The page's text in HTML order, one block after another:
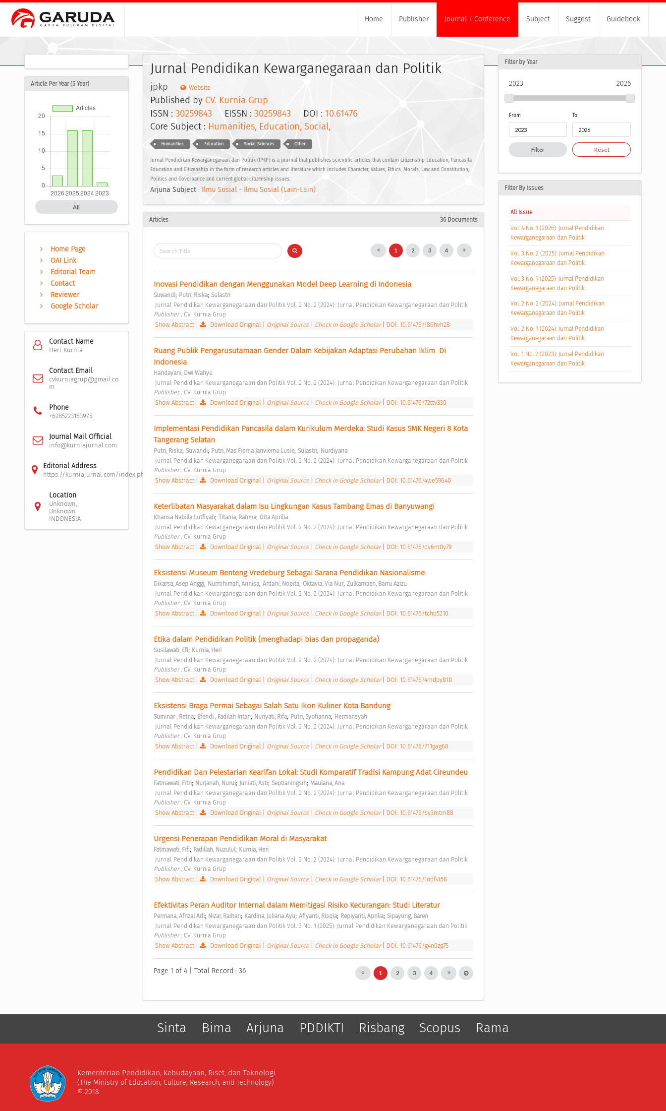
Home Publisher Journal / Conference Subject Suggest Guidebook
Article Per Year (5 Year)
All
Home Page
OAI Link
Editorial Team
Contact
Reviewer
Google Scholar
Contact Name
Heri Kurnia
Contact Email
cvkurniagrup@gmail.co
m
Phone
+6285223163975
Journal Mail Official
info@kurniajurnal.com
Editorial Address
https://kurniajurnal.com/index.php/jpkp/about/editorialTeam
Location
Unknown,
Unknown
INDONESIA
Jurnal Pendidikan Kewarganegaraan dan Politik
jpkp Website
Published by CV. Kurnia Grup
ISSN : 30259843EISSN : 30259843DOI : 10.61476
Core Subject : Humanities, Education, Social,
Humanities Education Social Sciences Other
Jurnal Pendidikan Kewarganegaraan dan Politik (JPKP) is a journal that publishes scientific articles that contain Citizenship Education, Pancasila
Education and Citizenship in the form of research articles and literature which includes Character, Values, Ethics, Morals, Law and Constitution,
Politics and Governance and current global citizenship issues.
Arjuna Subject : Ilmu Sosial - Ilmu Sosial (Lain-Lain)
Articles 36 Documents
1 2 3 4
Inovasi Pendidikan dengan Menggunakan Model Deep Learning di Indonesia
Suwandi; Putri, Riska; Sulastri
Jurnal Pendidikan Kewarganegaraan dan Politik Vol. 2 No. 2 (2024): Jurnal Pendidikan Kewarganegaraan dan Politik
Publisher : CV. Kurnia Grup
Show Abstract| Download Original Original Source Check in Google Scholar DOI: 10.61476/186hvh28
Ruang Publik Pengarusutamaan Gender Dalam Kebijakan Adaptasi Perubahan Iklim  Di
Indonesia
Handayani, Dwi Wahyu
Jurnal Pendidikan Kewarganegaraan dan Politik Vol. 2 No. 2 (2024): Jurnal Pendidikan Kewarganegaraan dan Politik
Publisher : CV. Kurnia Grup
Show Abstract| Download Original Original Source Check in Google Scholar DOI: 10.61476/72ttv330
Implementasi Pendidikan Pancasila dalam Kurikulum Merdeka: Studi Kasus SMK Negeri 8 Kota
Tangerang Selatan
Putri, Riska; Suwandi; Putri, Mas Fierna Janvierna Lusie; Sulastri; Nurdiyana
Jurnal Pendidikan Kewarganegaraan dan Politik Vol. 2 No. 2 (2024): Jurnal Pendidikan Kewarganegaraan dan Politik
Publisher : CV. Kurnia Grup
Show Abstract| Download Original Original Source Check in Google Scholar DOI: 10.61476/4we59640
Keterlibatan Masyarakat dalam Isu Lingkungan Kasus Tambang Emas di Banyuwangi
Khansa Nabilla Lutfiyah; Titania, Rahma; Dita Aprilia
Jurnal Pendidikan Kewarganegaraan dan Politik Vol. 2 No. 2 (2024): Jurnal Pendidikan Kewarganegaraan dan Politik
Publisher : CV. Kurnia Grup
Show Abstract| Download Original Original Source Check in Google Scholar DOI: 10.61476/dv6m0y79
Eksistensi Museum Benteng Vredeburg Sebagai Sarana Pendidikan Nasionalisme
Dikarsa, Asep Anggi; Nurrohimah, Annisa; Ardani, Nopita; Oktavia, Via Nur; Zulkarnaen, Barru Azizu
Jurnal Pendidikan Kewarganegaraan dan Politik Vol. 2 No. 2 (2024): Jurnal Pendidikan Kewarganegaraan dan Politik
Publisher : CV. Kurnia Grup
Show Abstract| Download Original Original Source Check in Google Scholar DOI: 10.61476/tchp5210
Etika dalam Pendidikan Politik (menghadapi bias dan propaganda)
Susilawati, Efi; Kurnia, Heri
Jurnal Pendidikan Kewarganegaraan dan Politik Vol. 2 No. 2 (2024): Jurnal Pendidikan Kewarganegaraan dan Politik
Publisher : CV. Kurnia Grup
Show Abstract| Download Original Original Source Check in Google Scholar DOI: 10.61476/4mdpy810
Eksistensi Braga Permai Sebagai Salah Satu Ikon Kuliner Kota Bandung
Suminar , Retna; Efendi , Fadilah Intan; Nuriyati, Rifa; Putri, Syofianna; Hermansyah
Jurnal Pendidikan Kewarganegaraan dan Politik Vol. 2 No. 2 (2024): Jurnal Pendidikan Kewarganegaraan dan Politik
Publisher : CV. Kurnia Grup
Show Abstract| Download Original Original Source Check in Google Scholar DOI: 10.61476/711gag68
Pendidikan Dan Pelestarian Kearifan Lokal: Studi Komparatif Tradisi Kampung Adat Cireundeu
Fatmawati, Fitri; Nurjanah, Nurul ; Juniati, Asti; Septianingsih; Maulana, Ana
Jurnal Pendidikan Kewarganegaraan dan Politik Vol. 2 No. 2 (2024): Jurnal Pendidikan Kewarganegaraan dan Politik
Publisher : CV. Kurnia Grup
Show Abstract| Download Original Original Source Check in Google Scholar DOI: 10.61476/sy3mtm88
Urgensi Penerapan Pendidikan Moral di Masyarakat
Fatmawati, Fifi; Fadillah, Nuzulul ; Kurnia, Heri
Jurnal Pendidikan Kewarganegaraan dan Politik Vol. 2 No. 2 (2024): Jurnal Pendidikan Kewarganegaraan dan Politik
Publisher : CV. Kurnia Grup
Show Abstract| Download Original Original Source Check in Google Scholar DOI: 10.61476/1ndf4t58
Efektivitas Peran Auditor Internal dalam Memitigasi Risiko Kecurangan: Studi Literatur
Permana, Afrizal Adi; Nizar, Raihan; Kardina, Juliana Ayu; Afiyanti, Risqia; Repiyanti, Aprilia; Sipayung, Baren
Jurnal Pendidikan Kewarganegaraan dan Politik Vol. 3 No. 1 (2025): Jurnal Pendidikan Kewarganegaraan dan Politik
Publisher : CV. Kurnia Grup
Show Abstract| Download Original Original Source Check in Google Scholar DOI: 10.61476/g4n0zg75
Page 1 of 4 | Total Record : 36 1 2 3 4
Filter by Year
2023 2026
From To
Filter Reset
Filter By Issues
All Issue
Vol. 4 No. 1 (2026): Jurnal Pendidikan
Kewarganegaraan dan Politik
Vol. 3 No. 2 (2025): Jurnal Pendidikan
Kewarganegaraan dan Politik
Vol. 3 No. 1 (2025): Jurnal Pendidikan
Kewarganegaraan dan Politik
Vol. 2 No. 2 (2024): Jurnal Pendidikan
Kewarganegaraan dan Politik
Vol. 2 No. 1 (2024): Jurnal Pendidikan
Kewarganegaraan dan Politik
Vol. 1 No. 2 (2023): Jurnal Pendidikan
Kewarganegaraan dan Politik
Sinta Bima Arjuna PDDIKTI Risbang Scopus Rama
Kementerian Pendidikan, Kebudayaan, Riset, dan Teknologi
(The Ministry of Education, Culture, Research, and Technology)
© 2018